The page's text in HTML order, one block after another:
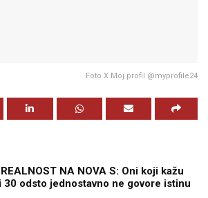
Foto X Moj profil @myprofile24
NA NOVA S: Oni koji kažu
30 odsto jednostavno ne govore istinu